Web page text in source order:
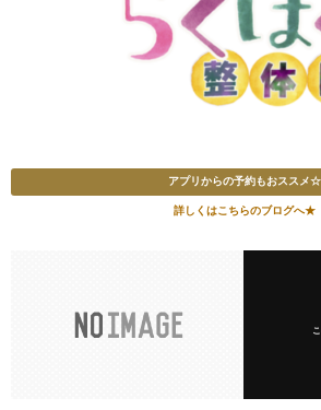
アプリからの予約もおススメ☆
詳しくはこちらのブログへ★